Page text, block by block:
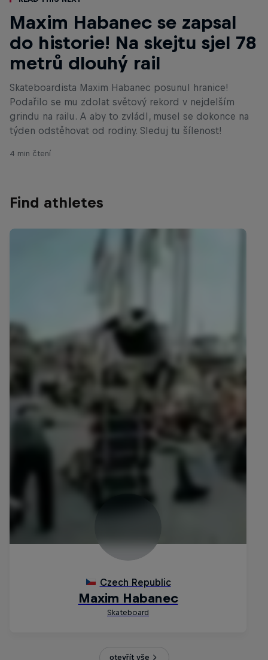
Maxim Habanec se zapsal
do historie! Na skejtu sjel 78
metrů dlouhý rail
Skateboardista Maxim Habanec posunul hranice!
Podařilo se mu zdolat světový rekord v nejdelším
grindu na railu. A aby to zvládl, musel se dokonce na
týden odstěhovat od rodiny. Sleduj tu šílenost!
4 min čtení
Find athletes
otevřít vše